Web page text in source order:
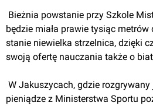
będzie miała prawie tysiąc metrów
stanie niewielka strzelnica, dzięki
swoją ofertę nauczania także o
pieniądze z Ministerstwa Sportu